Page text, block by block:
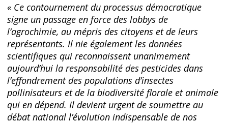
« Ce contournement du processus démocratique
signe un passage en force des lobbys de
l’agrochimie, au mépris des citoyens et de leurs
représentants. Il nie également les données
scientifiques qui reconnaissent unanimement
aujourd’hui la responsabilité des pesticides dans
l’effondrement des populations d’insectes
pollinisateurs et de la biodiversité florale et animale
qui en dépend. Il devient urgent de soumettre au
débat national l’évolution indispensable de nos